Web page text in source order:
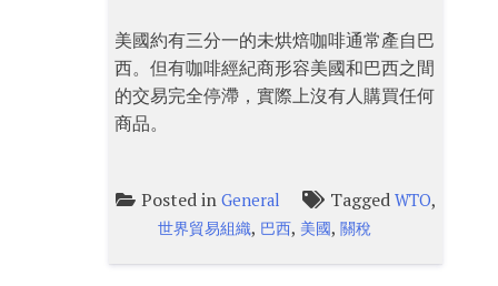
美國約有三分一的未烘焙咖啡通常產自巴
西。但有咖啡經紀商形容美國和巴西之間
的交易完全停滯，實際上沒有人購買任何
商品。
Posted in General Tagged WTO,
世界貿易組織, 巴西, 美國,關稅